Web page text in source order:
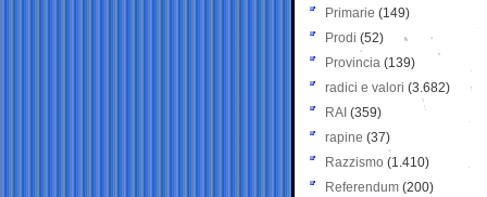
Primarie (149)
Prodi (52)
Provincia (139)
radici e valori (3.682)
RAI (359)
rapine (37)
Razzismo (1.410)
Referendum (200)